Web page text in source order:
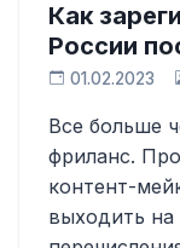
Как
России
01.02.2023
Все больше
фриланс.
контент-
выходить